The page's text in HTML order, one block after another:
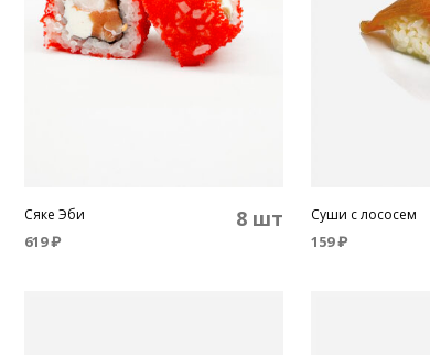
Сяке Эби 8 шт
619₽
Суши с лососем
159₽